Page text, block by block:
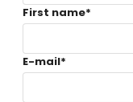
First name*
E-mail*